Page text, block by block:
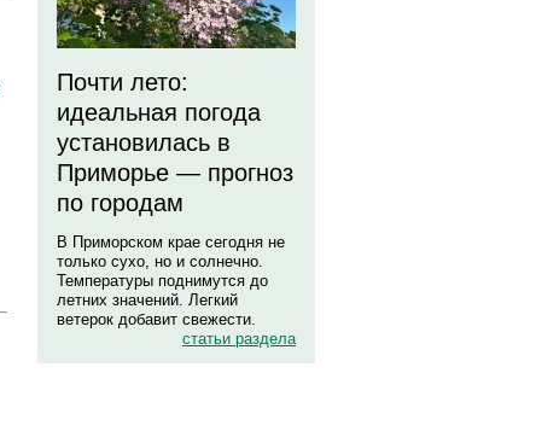
Почти лето:
идеальная погода
установилась в
Приморье — прогноз
по городам
В Приморском крае сегодня не
только сухо, но и солнечно.
Температуры поднимутся до
летних значений. Легкий
ветерок добавит свежести.
статьи раздела